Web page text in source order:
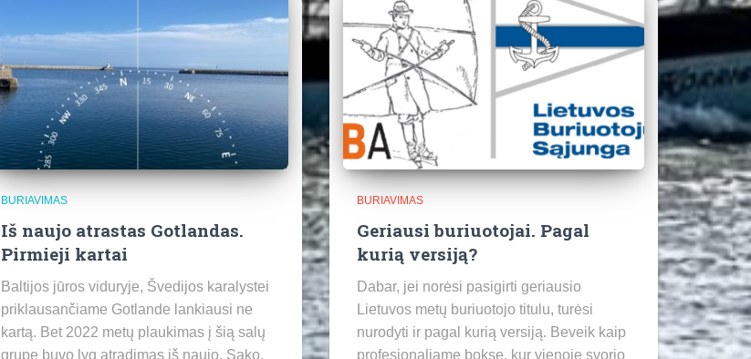
BURIAVIMAS
Iš naujo atrastas Gotlandas.
Pirmieji kartai
Baltijos jūros viduryje, Švedijos karalystei
priklausančiame Gotlande lankiausi ne
kartą. Bet 2022 metų plaukimas į šią salų
grupę buvo lyg atradimas iš naujo. Sako,
BURIAVIMAS
Geriausi buriuotojai. Pagal
kurią versiją?
Dabar, jei norėsi pasigirti geriausio
Lietuvos metų buriuotojo titulu, turėsi
nurodyti ir pagal kurią versiją. Beveik kaip
profesionaliame bokse, kur vienoje svorio